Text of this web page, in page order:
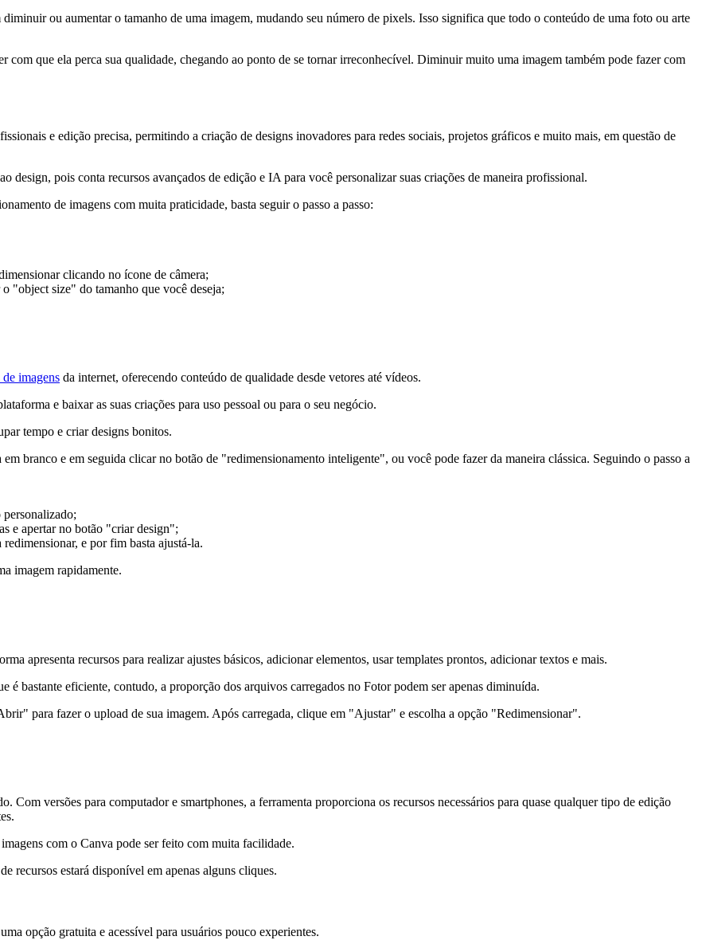
ou aumentar o tamanho de uma imagem, mudando seu número de pixels. Isso significa que todo o conteúdo de uma foto ou arte
com que ela perca sua qualidade, chegando ao ponto de se tornar irreconhecível. Diminuir muito uma imagem também pode fazer com
e edição precisa, permitindo a criação de designs inovadores para redes sociais, projetos gráficos e muito mais, em questão de
design, pois conta recursos avançados de edição e IA para você personalizar suas criações de maneira profissional.
de imagens com muita praticidade, basta seguir o passo a passo:
clicando no ícone de câmera;
"object size" do tamanho que você deseja;
de imagens da internet, oferecendo conteúdo de qualidade desde vetores até vídeos.
e baixar as suas criações para uso pessoal ou para o seu negócio.
tempo e criar designs bonitos.
branco e em seguida clicar no botão de "redimensionamento inteligente", ou você pode fazer da maneira clássica. Seguindo o passo a
e apertar no botão "criar design";
e por fim basta ajustá-la.
imagem rapidamente.
apresenta recursos para realizar ajustes básicos, adicionar elementos, usar templates prontos, adicionar textos e mais.
bastante eficiente, contudo, a proporção dos arquivos carregados no Fotor podem ser apenas diminuída.
para fazer o upload de sua imagem. Após carregada, clique em "Ajustar" e escolha a opção "Redimensionar".
Com versões para computador e smartphones, a ferramenta proporciona os recursos necessários para quase qualquer tipo de edição
com o Canva pode ser feito com muita facilidade.
recursos estará disponível em apenas alguns cliques.
opção gratuita e acessível para usuários pouco experientes.